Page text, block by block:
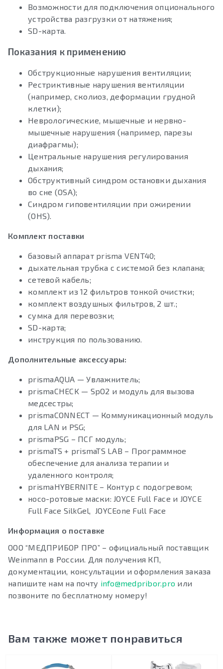
Возможности для подключения опционального
устройства разгрузки от натяжения;
SD-карта.
Показания к применению
Обструкционные нарушения вентиляции;
Рестриктивные нарушения вентиляции
(например, сколиоз, деформации грудной
клетки);
Неврологические, мышечные и нервно-
мышечные нарушения (например, парезы
диафрагмы);
Центральные нарушения регулирования
дыхания;
Обструктивный синдром остановки дыхания
во сне (OSA);
Синдром гиповентиляции при ожирении
(OHS).
Комплект поставки
базовый аппарат prisma VENT40;
дыхательная трубка с системой без клапана;
сетевой кабель;
комплект из 12 фильтров тонкой очистки;
комплект воздушных фильтров, 2 шт.;
сумка для перевозки;
SD-карта;
инструкция по пользованию.
Дополнительные аксессуары:
prismaAQUA — Увлажнитель;
prismaCHECK — SpO2 и модуль для вызова
медсестры;
prismaCONNECT — Коммуникационный модуль
для LAN и PSG;
prismaPSG – ПСГ модуль;
prismaTS + prismaTS LAB – Программное
обеспечение для анализа терапии и
удаленного контроля;
prismaHYBERNITE – Контур с подогревом;
носо-ротовые маски: JOYCE Full Face и JOYCE
Full Face SilkGel, JOYCEone Full Face
Информация о поставке
ООО “МЕДПРИБОР ПРО” – официальный поставщик
Weinmann в России. Для получения КП,
документации, консультации и оформления заказа
напишите нам на почту info@medpribor.pro или
позвоните по бесплатному номеру!
Вам также может понравиться